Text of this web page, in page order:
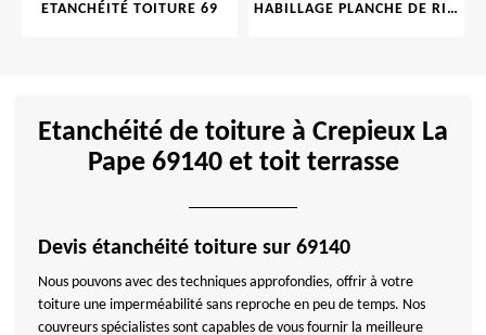
ETANCHÉITÉ TOITURE 69 HABILLAGE PLANCHE DE RIVE 69
Etanchéité de toiture à Crepieux La
Pape 69140 et toit terrasse
Devis étanchéité toiture sur 69140
Nous pouvons avec des techniques approfondies, offrir à votre
toiture une imperméabilité sans reproche en peu de temps. Nos
couvreurs spécialistes sont capables de vous fournir la meilleure